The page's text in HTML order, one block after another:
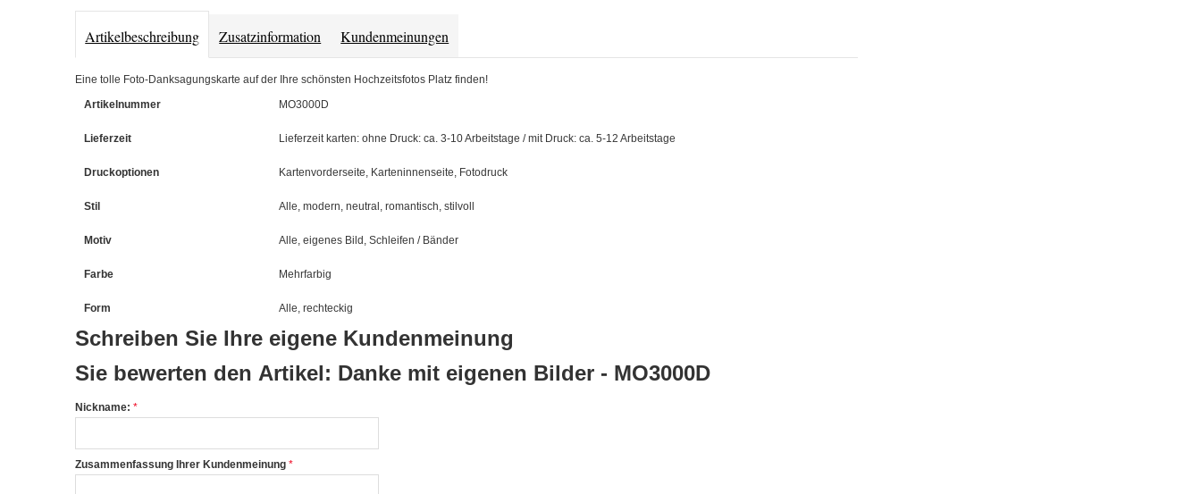
Artikelbeschreibung Zusatzinformation Kundenmeinungen
Eine tolle Foto-Danksagungskarte auf der Ihre schönsten Hochzeitsfotos Platz finden!
Artikelnummer
MO3000D
Lieferzeit Lieferzeit karten: ohne Druck: ca. 3-10 Arbeitstage / mit Druck: ca. 5-12 Arbeitstage
Druckoptionen Kartenvorderseite, Karteninnenseite, Fotodruck
Stil Alle, modern, neutral, romantisch, stilvoll
Motiv Alle, eigenes Bild, Schleifen / Bänder
Farbe Mehrfarbig
Form Alle, rechteckig
Schreiben Sie Ihre eigene Kundenmeinung
Sie bewerten den Artikel: Danke mit eigenen Bilder - MO3000D
Nickname:
Zusammenfassung Ihrer Kundenmeinung